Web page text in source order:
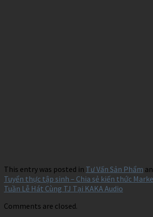
This entry was posted in Tư Vấn Sản Phẩm
Tuyển thực tập sinh – Chia sẻ kiến thức
Tuần Lễ Hát Cùng TJ Tại KAKA Audio
Comments are closed.